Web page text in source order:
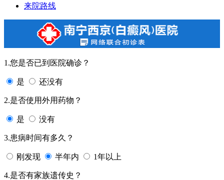
来院路线
1.您是否已到医院确诊？
是 还没有
2.是否使用外用药物？
是 没有
3.患病时间有多久？
刚发现 半年内 1年以上
4.是否有家族遗传史？